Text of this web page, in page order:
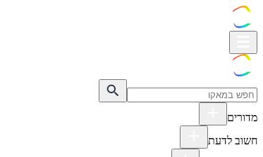
מדורים
חשוב לדעת